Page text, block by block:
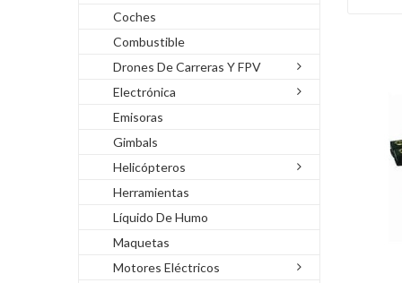
Coches
Combustible
Drones De Carreras Y FPV
Electrónica
Emisoras
Gimbals
Helicópteros
Herramientas
Líquido De Humo
Maquetas
Motores Eléctricos